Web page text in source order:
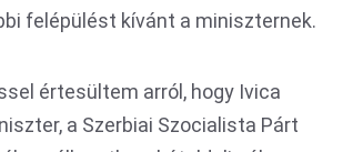
felépülést kívánt a miniszternek.
értesültem arról, hogy Ivica
a Szerbiai Szocialista Párt